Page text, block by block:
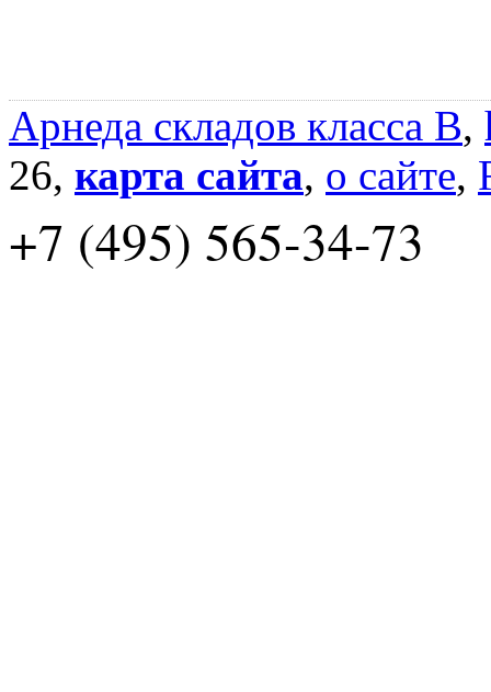
Арнеда складов класса B,
26, карта сайта, о сайте,
+7 (495) 565-34-73